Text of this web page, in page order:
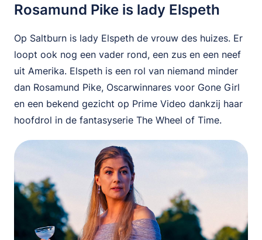
Rosamund Pike is lady Elspeth
Op Saltburn is lady Elspeth de vrouw des huizes. Er
loopt ook nog een vader rond, een zus en een neef
uit Amerika. Elspeth is een rol van niemand minder
dan Rosamund Pike, Oscarwinnares voor Gone Girl
en een bekend gezicht op Prime Video dankzij haar
hoofdrol in de fantasyserie The Wheel of Time.